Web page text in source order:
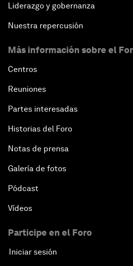
Liderazgo y gobernanza
Nuestra repercusión
Más información sobre el
Centros
Reuniones
Partes interesadas
Historias del Foro
Notas de prensa
Galería de fotos
Pódcast
Vídeos
Participe en el Foro
Iniciar sesión